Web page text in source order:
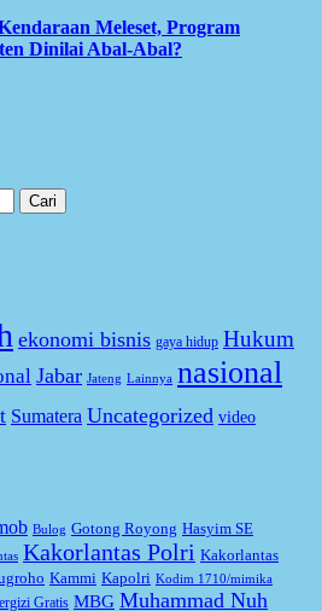
Meleset, Program
Dinilai Abal-Abal?
ekonomi bisnis gaya hidup Hukum
Jabar Jateng Lainnya nasional
Sumatera Uncategorized video
Bulog Gotong Royong Hasyim SE
Kakorlantas Polri Kakorlantas
Kammi Kapolri Kodim 1710/mimika
Gratis MBG Muhammad Nuh